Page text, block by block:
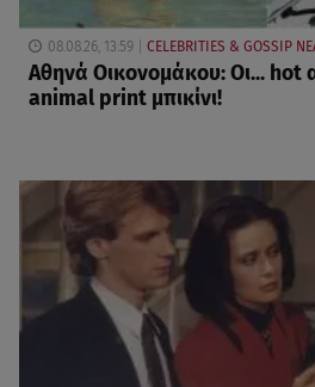
08.08.26, 13:59 CELEBRITIES & GOSSIP
Αθηνά Οικονομάκου: Οι... hot
animal print μπικίνι!